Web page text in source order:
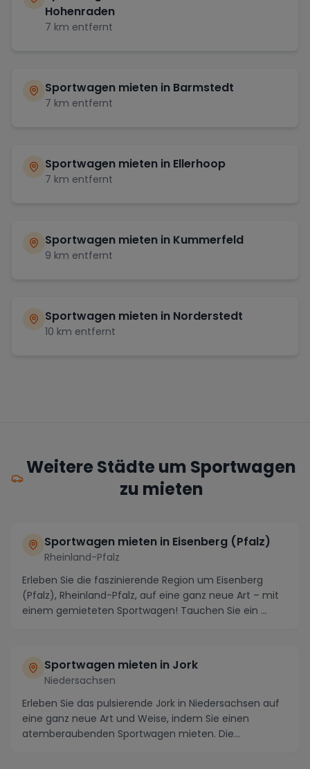
Hohenraden
7 km entfernt
Sportwagen mieten in Barmstedt
7 km entfernt
Sportwagen mieten in Ellerhoop
7 km entfernt
Sportwagen mieten in Kummerfeld
9 km entfernt
Sportwagen mieten in Norderstedt
10 km entfernt
Weitere Städte um Sportwagen
zu mieten
Sportwagen mieten in Eisenberg (Pfalz)
Rheinland-Pfalz
Erleben Sie die faszinierende Region um Eisenberg
(Pfalz), Rheinland-Pfalz, auf eine ganz neue Art – mit
einem gemieteten Sportwagen! Tauchen Sie ein ...
Sportwagen mieten in Jork
Niedersachsen
Erleben Sie das pulsierende Jork in Niedersachsen auf
eine ganz neue Art und Weise, indem Sie einen
atemberaubenden Sportwagen mieten. Die